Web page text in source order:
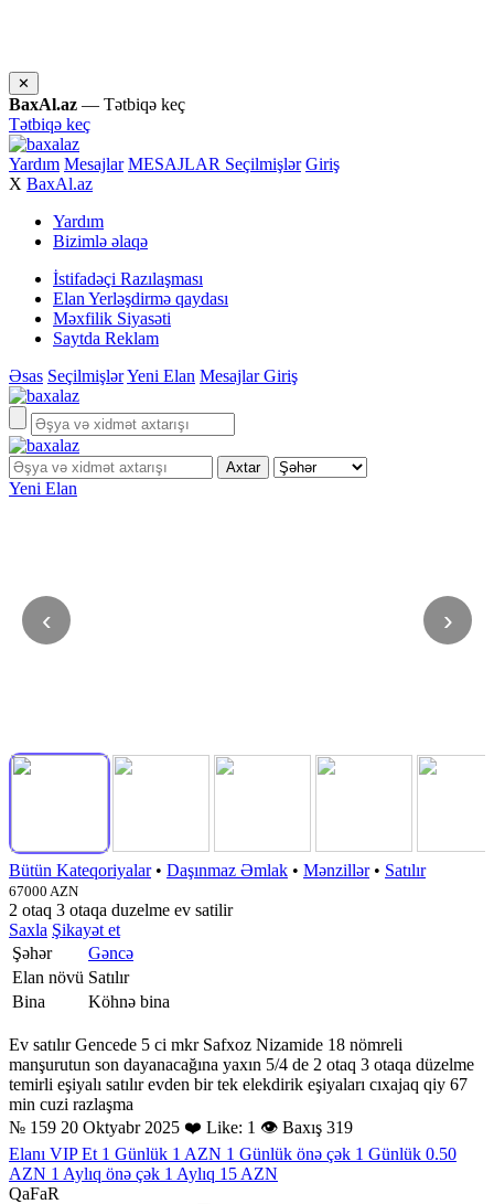
✕
BaxAl.az — Tətbiqə keç
Tətbiqə keç
Yardım Mesajlar MESAJLAR Seçilmişlər Giriş
X BaxAl.az
Yardım
Bizimlə əlaqə
İstifadəçi Razılaşması
Elan Yerləşdirmə qaydası
Məxfilik Siyasəti
Saytda Reklam
Əsas SeçilmişlərYeni Elan MesajlarGiriş
Yeni Elan
‹ ›
Bütün Kateqoriyalar• Daşınmaz Əmlak • Mənzillər• Satılır
67000 AZN
2 otaq 3 otaqa duzelme ev satilir
Saxla Şikayət et
Şəhər
Gəncə
Elan növü Satılır
Bina
Köhnə bina
Ev satılır Gencede 5 ci mkr Safxoz Nizamide 18 nömreli
manşurutun son dayanacağına yaxın 5/4 de 2 otaq 3 otaqa düzelme
temirli eşiyalı satılır evden bir tek elekdirik eşiyaları cıxajaq qiy 67
min cuzi razlaşma
№ 159 20 Oktyabr 2025 ❤️ Like: 1 👁 Baxış 319
Elanı VIP Et 1 Günlük 1 AZN 1 Günlük önə çək 1 Günlük 0.50
AZN 1 Aylıq önə çək 1 Aylıq 15 AZN
QaFaR